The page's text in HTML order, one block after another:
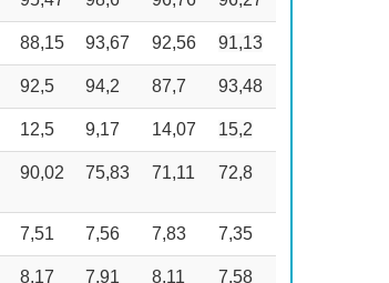
88,15 93,67 92,56 91,13
92,5 94,2 87,7 93,48
12,5 9,17 14,07 15,2
90,02 75,83 71,11 72,8
7,51 7,56 7,83 7,35
8,17 7,91 8,11 7,58